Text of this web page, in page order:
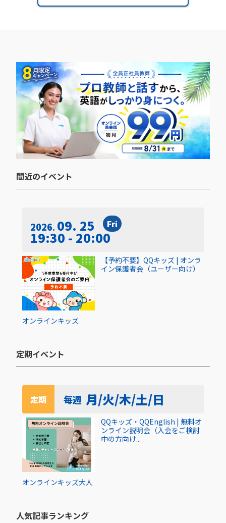
間近のイベント​
2026 09. 25 Fri
19:30 - 20:00
オンラインキッズ
【予約不要】QQキッズ | オンラ
イン保護者会（ユーザー向け）
定期イベント​
定期 毎週 月/火/木/土/日
オンラインキッズ大人
QQキッズ・QQEnglish | 無料オ
ンライン説明会（入会をご検討
中の方向け...
人気記事ランキング​